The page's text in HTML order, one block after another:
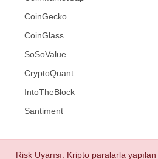
CoinGecko
CoinGlass
SoSoValue
CryptoQuant
IntoTheBlock
Santiment
Risk Uyarısı: Kripto paralarla